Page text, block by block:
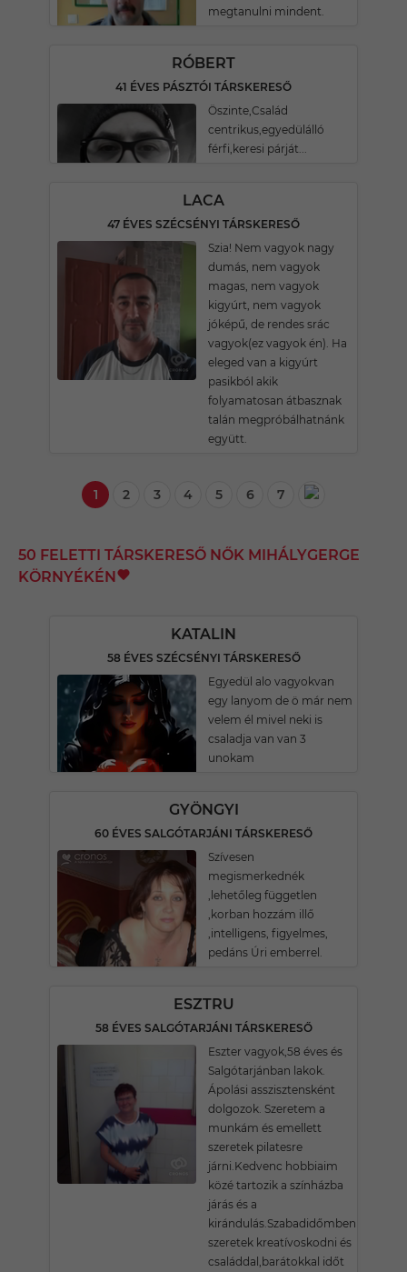
megtanulni mindent.
RÓBERT
41 ÉVES PÁSZTÓI TÁRSKERESŐ
Öszinte,Család
centrikus,egyedülálló
férfi,keresi párját...
LACA
47 ÉVES SZÉCSÉNYI TÁRSKERESŐ
Szia! Nem vagyok nagy
dumás, nem vagyok
magas, nem vagyok
kigyúrt, nem vagyok
jóképű, de rendes srác
vagyok(ez vagyok én). Ha
eleged van a kigyúrt
pasikból akik
folyamatosan átbasznak
talán megpróbálhatnánk
együtt.
1 2 3 4 5 6 7
50 FELETTI TÁRSKERESŐ NŐK MIHÁLYGERGE
KÖRNYÉKÉN
KATALIN
58 ÉVES SZÉCSÉNYI TÁRSKERESŐ
Egyedül alo vagyokvan
egy lanyom de ö már nem
velem él mivel neki is
csaladja van van 3
unokam
GYÖNGYI
60 ÉVES SALGÓTARJÁNI TÁRSKERESŐ
Szívesen
megismerkednék
,lehetőleg független
,korban hozzám illő
,intelligens, figyelmes,
pedáns Úri emberrel.
ESZTRU
58 ÉVES SALGÓTARJÁNI TÁRSKERESŐ
Eszter vagyok,58 éves és
Salgótarjánban lakok.
Ápolási asszisztensként
dolgozok. Szeretem a
munkám és emellett
szeretek pilatesre
járni.Kedvenc hobbiaim
közé tartozik a színházba
járás és a
kirándulás.Szabadidőmben
szeretek kreatívoskodni és
családdal,barátokkal időt